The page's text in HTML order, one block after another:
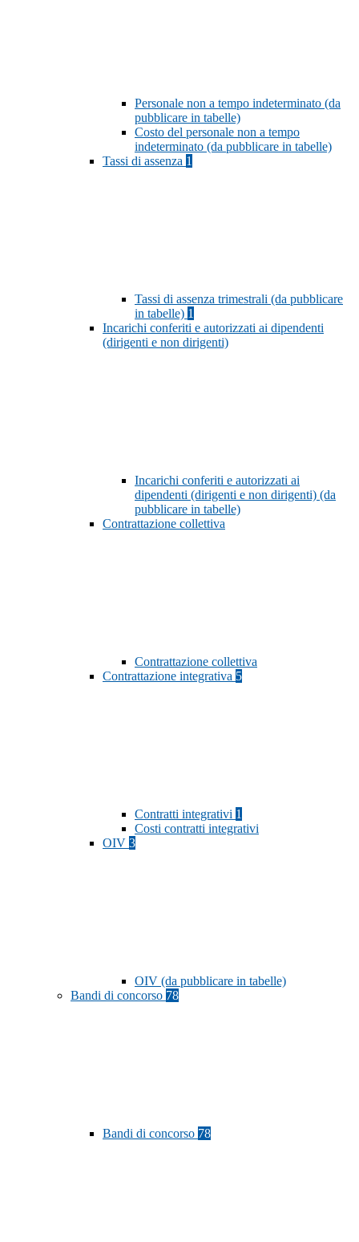
Personale non a tempo indeterminato (da
pubblicare in tabelle)
Costo del personale non a tempo
indeterminato (da pubblicare in tabelle)
Tassi di assenza 1
Tassi di assenza trimestrali (da pubblicare
in tabelle) 1
Incarichi conferiti e autorizzati ai dipendenti
(dirigenti e non dirigenti)
Incarichi conferiti e autorizzati ai
dipendenti (dirigenti e non dirigenti) (da
pubblicare in tabelle)
Contrattazione collettiva
Contrattazione collettiva
Contrattazione integrativa 5
Contratti integrativi 1
Costi contratti integrativi
OIV 3
OIV (da pubblicare in tabelle)
Bandi di concorso 78
Bandi di concorso 78